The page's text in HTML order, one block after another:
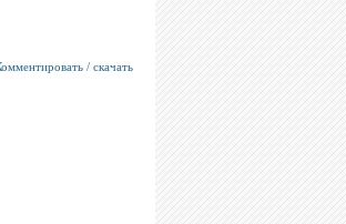
/ скачать